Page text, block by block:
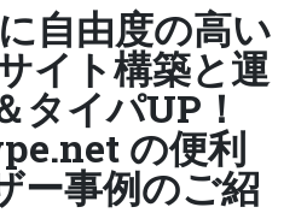
自由度の高い
イト構築と運
タイパUP！
の便利
ー事例のご紹